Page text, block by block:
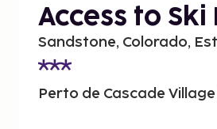
Access to
Sandstone, Colorado,
Perto de Cascade